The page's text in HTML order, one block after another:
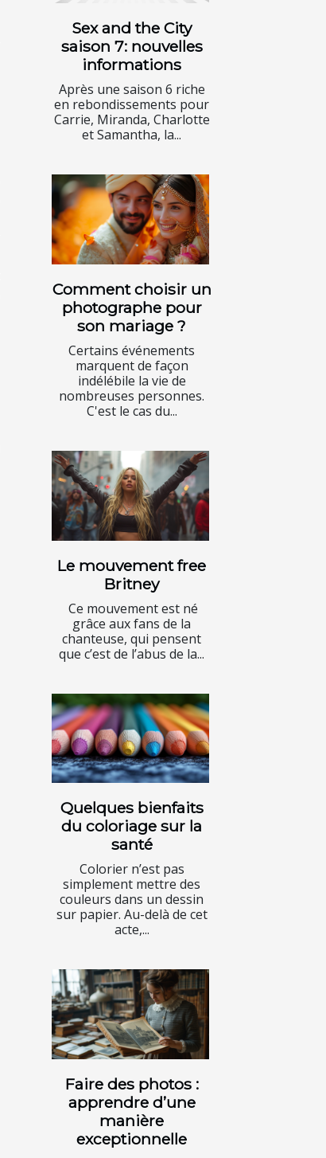
Sex and the City
saison 7: nouvelles
informations
Après une saison 6 riche
en rebondissements pour
Carrie, Miranda, Charlotte
et Samantha, la...
Comment choisir un
photographe pour
son mariage ?
Certains événements
marquent de façon
indélébile la vie de
nombreuses personnes.
C'est le cas du...
Le mouvement free
Britney
Ce mouvement est né
grâce aux fans de la
chanteuse, qui pensent
que c’est de l’abus de la...
Quelques bienfaits
du coloriage sur la
santé
Colorier n’est pas
simplement mettre des
couleurs dans un dessin
sur papier. Au-delà de cet
acte,...
Faire des photos :
apprendre d’une
manière
exceptionnelle